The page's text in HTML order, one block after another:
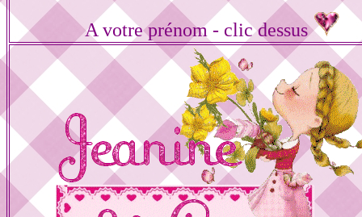
A votre prénom - clic dessus